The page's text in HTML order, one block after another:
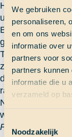
We gebruiken
personaliseren,
en om ons
informatie over
partners voor
partners
informatie die u
verzameld op
Noodzakelijk
Helaas zagen
uitzicht dat we al
Bermuda,
groener, dus dat
Toen de wacht
zitten en rond
dat er land was.
raampje in de
Na ongeveer een
weer land.
Pien